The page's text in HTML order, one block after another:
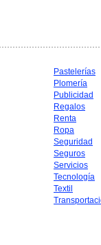
Pastelerías
Plomería
Publicidad
Regalos
Renta
Ropa
Seguridad
Seguros
Servicios
Tecnología
Textil